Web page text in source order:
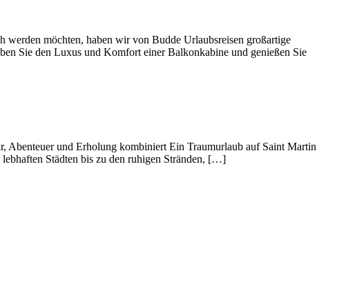
werden möchten, haben wir von Budde Urlaubsreisen großartige
Sie den Luxus und Komfort einer Balkonkabine und genießen Sie
Abenteuer und Erholung kombiniert Ein Traumurlaub auf Saint Martin
Städten bis zu den ruhigen Stränden, […]